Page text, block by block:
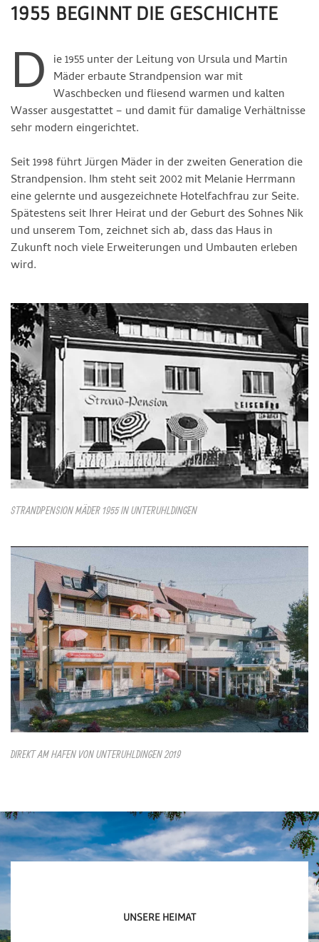
1955 BEGINNT DIE GESCHICHTE
D ie 1955 unter der Leitung von Ursula und Martin
Mäder erbaute Strandpension war mit
Waschbecken und fliesend warmen und kalten
Wasser ausgestattet – und damit für damalige Verhältnisse
sehr modern eingerichtet.
Seit 1998 führt Jürgen Mäder in der zweiten Generation die
Strandpension. Ihm steht seit 2002 mit Melanie Herrmann
eine gelernte und ausgezeichnete Hotelfachfrau zur Seite.
Spätestens seit Ihrer Heirat und der Geburt des Sohnes Nik
und unserem Tom, zeichnet sich ab, dass das Haus in
Zukunft noch viele Erweiterungen und Umbauten erleben
wird.
STRANDPENSION MÄDER 1955 IN UNTERUHLDINGEN
DIREKT AM HAFEN VON UNTERUHLDINGEN 2019
UNSERE HEIMAT